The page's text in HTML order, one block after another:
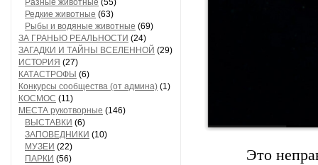
Разные животные (55)
Редкие животные (63)
Рыбы и водяные животные (69)
ЗА ГРАНЬЮ РЕАЛЬНОСТИ (24)
ЗАГАДКИ И ТАЙНЫ ВСЕЛЕННОЙ (29)
ИСТОРИЯ (27)
КАТАСТРОФЫ (6)
Конкурсы сообщества (от админа) (1)
КОСМОС (11)
МЕСТА рукотворные (146)
ВЫСТАВКИ (6)
ЗАПОВЕДНИКИ (10)
МУЗЕИ (22)
ПАРКИ (56)
Это